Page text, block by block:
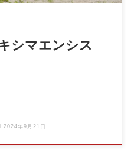
シマエンシス
2024年9月21日